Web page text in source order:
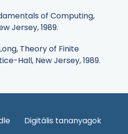
of Computing,
Jersey, 1989.
Theory of Finite
Hall, New Jersey, 1989.
Digitális tananyagok